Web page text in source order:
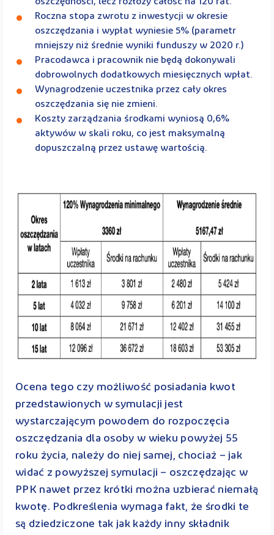
Roczna stopa zwrotu z inwestycji w okresie
oszczędzania i wypłat wyniesie 5% (parametr
mniejszy niż średnie wyniki funduszy w 2020 r.)
Pracodawca i pracownik nie będą dokonywali
dobrowolnych dodatkowych miesięcznych wpłat.
Wynagrodzenie uczestnika przez cały okres
oszczędzania się nie zmieni.
Koszty zarządzania środkami wyniosą 0,6%
aktywów w skali roku, co jest maksymalną
dopuszczalną przez ustawę wartością.
Ocena tego czy możliwość posiadania kwot
przedstawionych w symulacji jest
wystarczającym powodem do rozpoczęcia
oszczędzania dla osoby w wieku powyżej 55
roku życia, należy do niej samej, chociaż – jak
widać z powyższej symulacji – oszczędzając w
PPK nawet przez krótki można uzbierać niemałą
kwotę. Podkreślenia wymaga fakt, że środki te
są dziedziczone tak jak każdy inny składnik